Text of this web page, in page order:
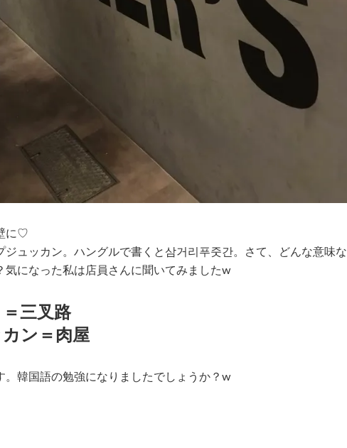
に♡
ジュッカン。ハングルで書くと삼거리푸줏간。さて、どんな意味な
気になった私は店員さんに聞いてみましたw
三叉路
ン＝肉屋
。韓国語の勉強になりましたでしょうか？w